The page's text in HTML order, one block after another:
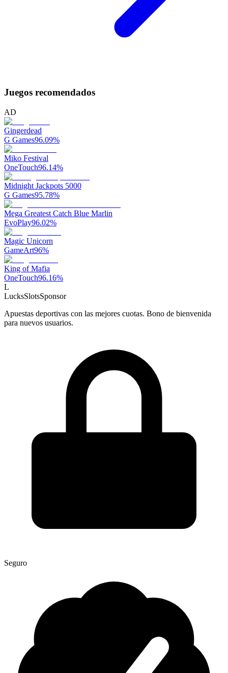
Juegos recomendados
AD
Gingerdead
G Games96.09%
Miko Festival
OneTouch96.14%
Midnight Jackpots 5000
G Games95.78%
Mega Greatest Catch Blue Marlin
EvoPlay96.02%
Magic Unicorn
GameArt96%
King of Mafia
OneTouch96.16%
L
LucksSlotsSponsor
Apuestas deportivas con las mejores cuotas. Bono de bienvenida
para nuevos usuarios.
Seguro